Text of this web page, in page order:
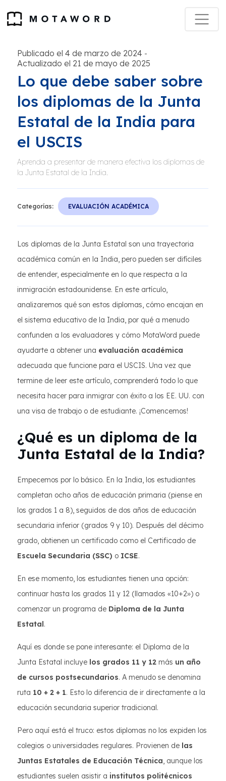
Publicado el 4 de marzo de 2024 -
Actualizado el 21 de mayo de 2025
Lo que debe saber sobre
los diplomas de la Junta
Estatal de la India para
el USCIS
Aprenda a presentar de manera efectiva los diplomas de
la Junta Estatal de la India.
Categorías: EVALUACIÓN ACADÉMICA
Los diplomas de la Junta Estatal son una trayectoria
académica común en la India, pero pueden ser difíciles
de entender, especialmente en lo que respecta a la
inmigración estadounidense. En este artículo,
analizaremos qué son estos diplomas, cómo encajan en
el sistema educativo de la India, por qué a menudo
confunden a los evaluadores y cómo MotaWord puede
ayudarte a obtener una evaluación académica
adecuada que funcione para el USCIS. Una vez que
termine de leer este artículo, comprenderá todo lo que
necesita hacer para inmigrar con éxito a los EE. UU. con
una visa de trabajo o de estudiante. ¡Comencemos!
¿Qué es un diploma de la
Junta Estatal de la India?
Empecemos por lo básico. En la India, los estudiantes
completan ocho años de educación primaria (piense en
los grados 1 a 8), seguidos de dos años de educación
secundaria inferior (grados 9 y 10). Después del décimo
grado, obtienen un certificado como el Certificado de
Escuela Secundaria (SSC) o ICSE.
En ese momento, los estudiantes tienen una opción:
continuar hasta los grados 11 y 12 (llamados «10+2») o
comenzar un programa de Diploma de la Junta
Estatal.
Aquí es donde se pone interesante: el Diploma de la
Junta Estatal incluye los grados 11 y 12 más un año
de cursos postsecundarios. A menudo se denomina
ruta 10 + 2 + 1. Esto lo diferencia de ir directamente a la
educación secundaria superior tradicional.
Pero aquí está el truco: estos diplomas no los expiden los
colegios o universidades regulares. Provienen de las
Juntas Estatales de Educación Técnica, aunque los
estudiantes suelen asistir a institutos politécnicos